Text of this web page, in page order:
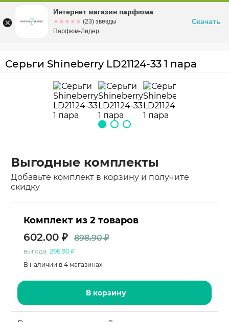
Омскул. Заозерная, 11, к. 1
Серьги Shineberry LD21124-33 1 пара
Выгодные комплекты
Добавьте комплект в корзину и получите
скидку
Комплект из 2 товаров
602.00 ₽ 898.90 ₽
выгода: 296.90 ₽
В наличии в 4 магазинах
В корзину
Интернет магазин парфюма
☆☆☆☆☆
★★★★★ (23) звезды
Парфюм-Лидер
Скачать